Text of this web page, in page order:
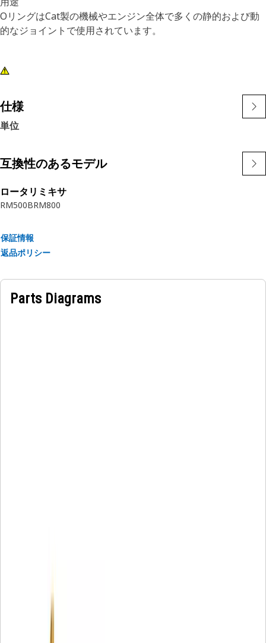
OリングはCat製の機械やエンジン全体で多くの静的および動
的なジョイントで使用されています。
仕様
単位
互換性のあるモデル
ロータリミキサ
RM500BRM800
保証情報
返品ポリシー
Parts Diagrams